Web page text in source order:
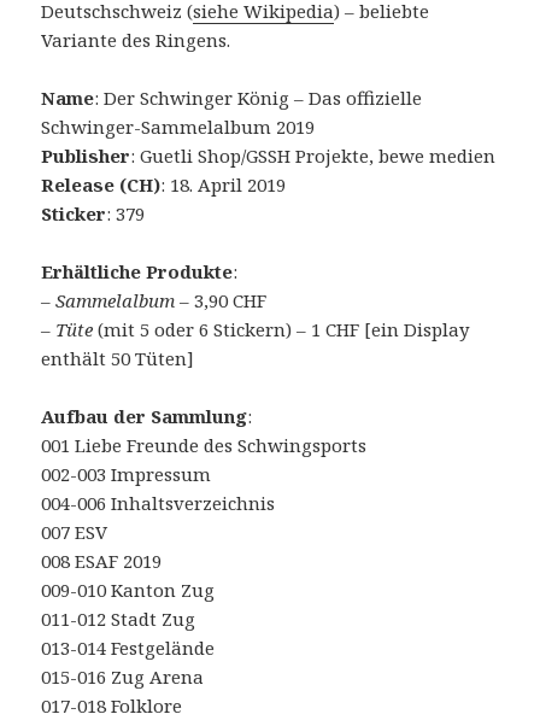
Deutschschweiz (siehe Wikipedia) – beliebte
Variante des Ringens.
Name: Der Schwinger König – Das offizielle
Schwinger-Sammelalbum 2019
Publisher: Guetli Shop/GSSH Projekte, bewe medien
Release (CH): 18. April 2019
Sticker: 379
Erhältliche Produkte:
–Sammelalbum – 3,90 CHF
– Tüte (mit 5 oder 6 Stickern) – 1 CHF [ein Display
enthält 50 Tüten]
Aufbau der Sammlung:
001 Liebe Freunde des Schwingsports
002-003 Impressum
004-006 Inhaltsverzeichnis
007 ESV
008 ESAF 2019
009-010 Kanton Zug
011-012 Stadt Zug
013-014 Festgelände
015-016 Zug Arena
017-018 Folklore